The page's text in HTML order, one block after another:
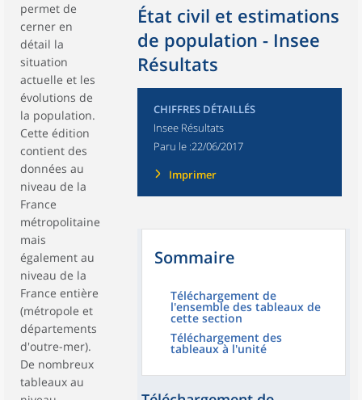
permet de
cerner en
détail la
situation
actuelle et les
évolutions de
la population.
Cette édition
contient des
données au
niveau de la
France
métropolitaine
mais
également au
niveau de la
France entière
(métropole et
départements
d'outre-mer).
De nombreux
tableaux au
État civil et estimations
de population - Insee
Résultats
CHIFFRES DÉTAILLÉS
Insee Résultats
Paru le :22/06/2017
Imprimer
Sommaire
Téléchargement de
l'ensemble des tableaux de
cette section
Téléchargement des
tableaux à l'unité